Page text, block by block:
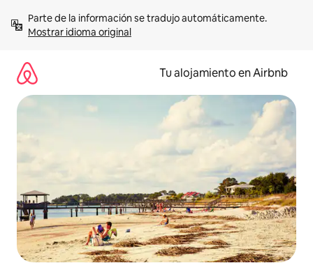
contenidoMostrar idioma original
Tu alojamiento en Airbnb